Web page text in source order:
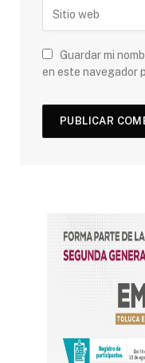
Guardar mi
en este navegador